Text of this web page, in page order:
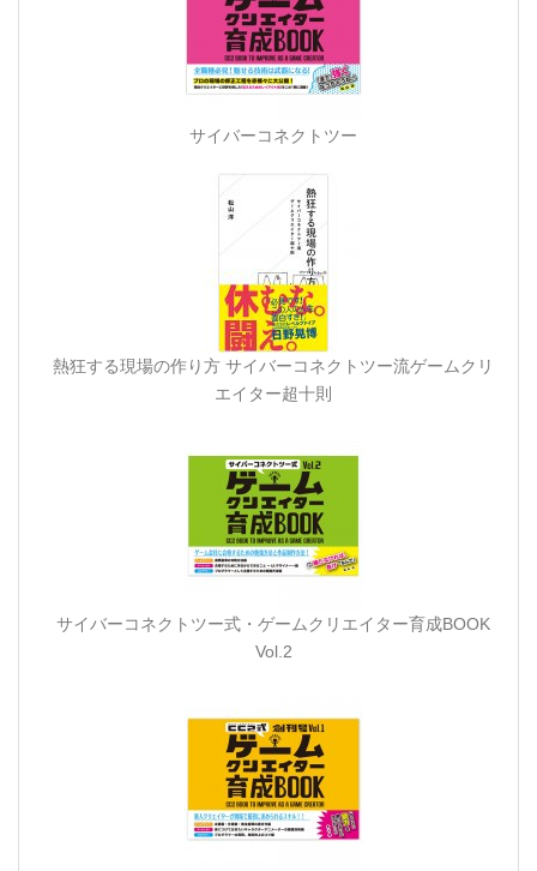
サイバーコネクトツー
熱狂する現場の作り方 サイバーコネクトツー流ゲームクリ
エイター超十則
サイバーコネクトツー式・ゲームクリエイター育成BOOK
Vol.2